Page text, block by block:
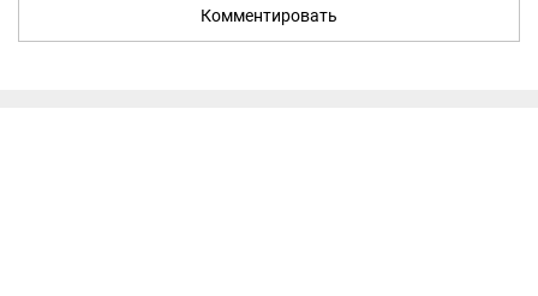
Комментировать